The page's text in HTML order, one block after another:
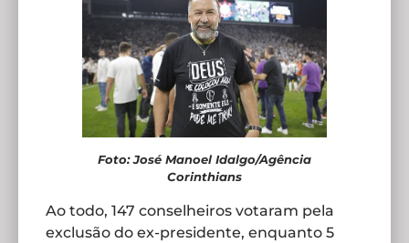
Foto: José Manoel Idalgo/Agência
Corinthians
Ao todo, 147 conselheiros votaram pela
exclusão do ex-presidente, enquanto 5